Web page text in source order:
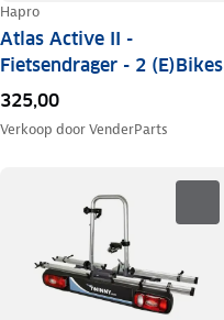
Hapro
Atlas Active II -
Fietsendrager - 2 (E)Bikes
325,00
Verkoop doorVenderParts